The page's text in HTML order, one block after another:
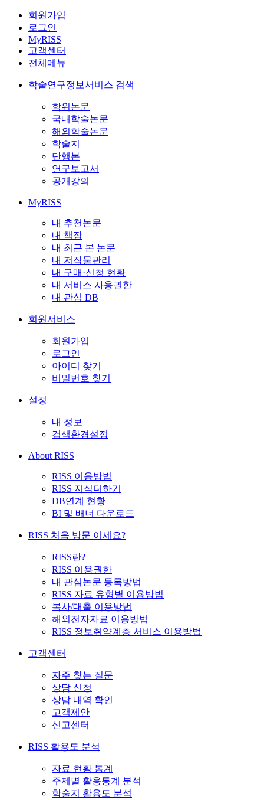
회원가입
로그인
MyRISS
고객센터
전체메뉴
학술연구정보서비스 검색
학위논문
국내학술논문
해외학술논문
학술지
단행본
연구보고서
공개강의
MyRISS
내 추천논문
내 책장
내 최근 본 논문
내 저작물관리
내 구매·신청 현황
내 서비스 사용권한
내 관심 DB
회원서비스
회원가입
로그인
아이디 찾기
비밀번호 찾기
설정
내 정보
검색환경설정
About RISS
RISS 이용방법
RISS 지식더하기
DB연계 현황
BI 및 배너 다운로드
RISS 처음 방문 이세요?
RISS란?
RISS 이용권한
내 관심논문 등록방법
RISS 자료 유형별 이용방법
복사/대출 이용방법
해외전자자료 이용방법
RISS 정보취약계층 서비스 이용방법
고객센터
자주 찾는 질문
상담 신청
상담 내역 확인
고객제안
신고센터
RISS 활용도 분석
자료 현황 통계
주제별 활용통계 분석
학술지 활용도 분석